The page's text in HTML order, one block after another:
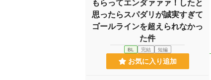
もらってエンダァァァ！したと
思ったらスパダリが誠実すぎて
ゴールラインを超えられなかっ
た件
BL 完結 短編
お気に入り追加